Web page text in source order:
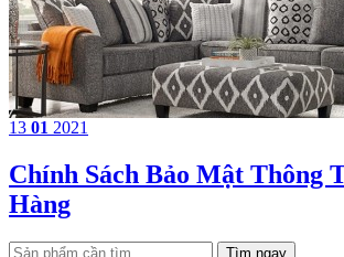
13 01 2021
Chính Sách Bảo Mật Thông
Hàng
Tìm ngay